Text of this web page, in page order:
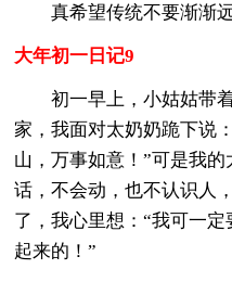
真希望传统不要渐渐
大年初一日记9
初一早上，小姑姑带
家，我面对太奶奶跪下说
山，万事如意！”可是我
话，不会动，也不认识人
了，我心里想：“我可一
起来的！”